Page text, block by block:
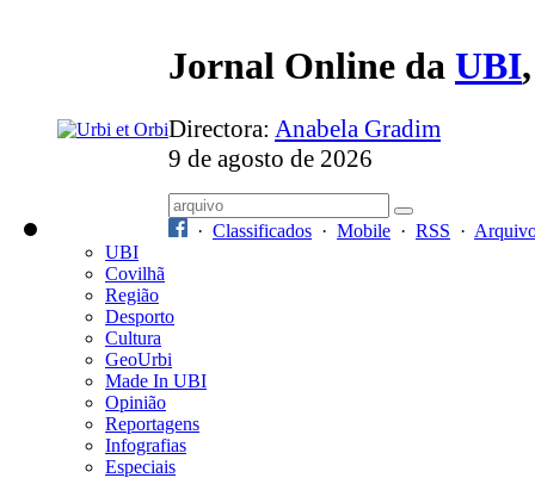
Jornal Online da UBI
Directora: Anabela Gradim
9 de agosto de 2026
· Classificados · Mobile · RSS ·
UBI
Covilhã
Região
Desporto
Cultura
GeoUrbi
Made In UBI
Opinião
Reportagens
Infografias
Especiais